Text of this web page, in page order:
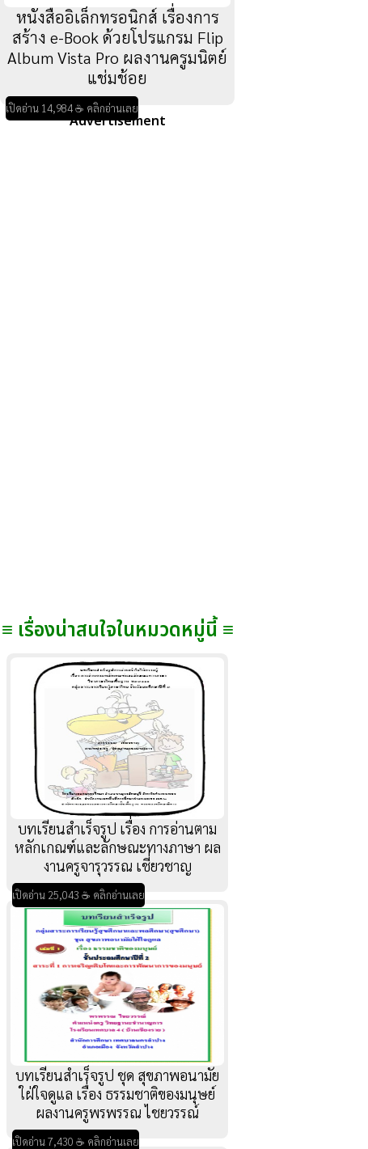
หนังสืออิเล็กทรอนิกส์ เรื่องการ
สร้าง e-Book ด้วยโปรแกรม Flip
Album Vista Pro ผลงานครูมนิตย์
แช่มช้อย
เปิดอ่าน 14,984 ☕ คลิกอ่านเลย
Advertisement
≡ เรื่องน่าสนใจในหมวดหมู่นี้ ≡
บทเรียนสำเร็จรูป เรื่อง การอ่านตาม
หลักเกณฑ์และลักษณะทางภาษา ผล
งานครูจารุวรรณ เชี่ยวชาญ
เปิดอ่าน 25,043 ☕ คลิกอ่านเลย
บทเรียนสำเร็จรูป ชุด สุขภาพอนามัย
ใฝ่ใจดูแล เรื่อง ธรรมชาติของมนุษย์
ผลงานครูพรพรรณ ไชยวรรณ์
เปิดอ่าน 7,430 ☕ คลิกอ่านเลย